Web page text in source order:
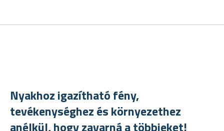
Nyakhoz igazítható fény,
tevékenységhez és környezethez
anélkül, hogy zavarná a többieket!